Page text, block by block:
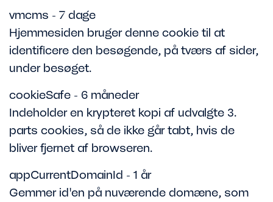
vmcms - 7 dage
Hjemmesiden bruger denne cookie til at
identificere den besøgende, på tværs af sider,
under besøget.
cookieSafe - 6 måneder
Indeholder en krypteret kopi af udvalgte 3.
parts cookies, så de ikke går tabt, hvis de
bliver fjernet af browseren.
appCurrentDomainId - 1 år
Gemmer id'en på nuværende domæne, som